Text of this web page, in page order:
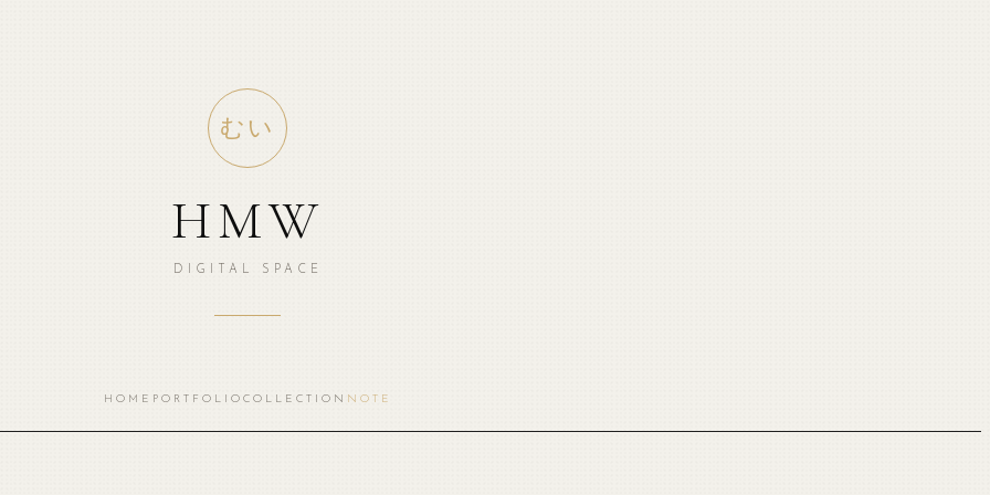
むい
HMW
DIGITAL SPACE
HOME PORTFOLIO COLLECTION NOTE